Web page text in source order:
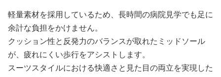
軽量素材を採用しているため、長時間の病院見学でも足に
余計な負担をかけません。
クッション性と反発力のバランスが取れたミッドソール
が、疲れにくい歩行をアシストします。
スーツスタイルにおける快適さと見た目の両立を実現した